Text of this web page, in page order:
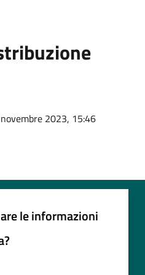
2023, 15:46
le informazioni